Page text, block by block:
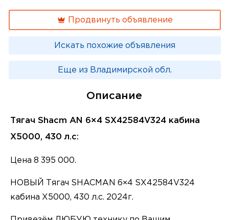
Продвинуть объявление
Искать похожие объявления
Еще из Владимирской обл.
Описание
Тягач Shacm AN 6×4 SX42584V324 кабина
X5000, 430 л.с:
Цена 8 395 000.
НОВЫЙ Тягач SHACMAN 6×4 SX42584V324
кабина X5000, 430 л.с. 2024г.